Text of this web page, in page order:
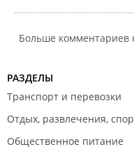
Больше комментариев
РАЗДЕЛЫ
Транспорт и перевозки
Отдых, развлечения,
Общественное питание